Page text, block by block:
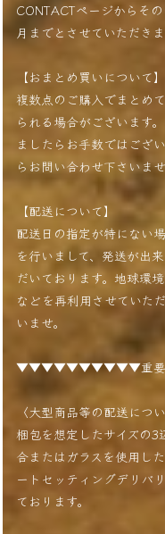
CONTACTページからそ
月までとさせていただきま
【おまとめ買いについて】
複数点のご購入でまとめ
られる場合がございます
ましたらお手数ではござ
らお問い合わせ下さいませ
【配送について】
配送日の指定が特にない
を行いまして、発送が出
だいております。地球環
などを再利用させていた
いませ。
▼▼▼▼▼▼▼▼▼▼重
〈大型商品等の配送につい
梱包を想定したサイズの
合またはガラスを使用し
ートセッティングデリバ
ております。